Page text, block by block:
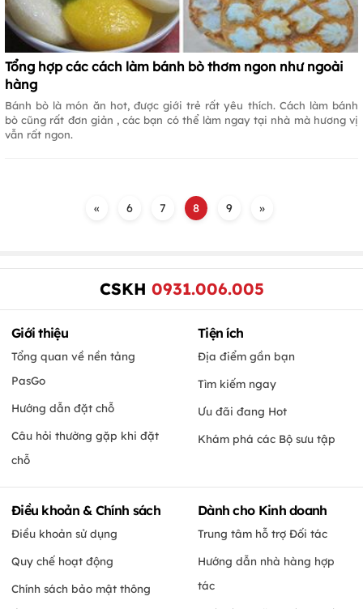
Tổng hợp các cách làm bánh bò thơm ngon như ngoài
hàng
Bánh bò là món ăn hot, được giới trẻ rất yêu thích. Cách làm bánh
bò cũng rất đơn giản , các bạn có thể làm ngay tại nhà mà hương vị
vẫn rất ngon.
« 6 7 8 9 »
CSKH 0931.006.005
Giới thiệu
Tổng quan về nền tảng
PasGo
Hướng dẫn đặt chỗ
Câu hỏi thường gặp khi đặt
chỗ
Tiện ích
Địa điểm gần bạn
Tìm kiếm ngay
Ưu đãi đang Hot
Khám phá các Bộ sưu tập
Điều khoản & Chính sách
Điều khoản sử dụng
Quy chế hoạt động
Chính sách bảo mật thông
Dành cho Kinh doanh
Trung tâm hỗ trợ Đối tác
Hướng dẫn nhà hàng hợp
tác